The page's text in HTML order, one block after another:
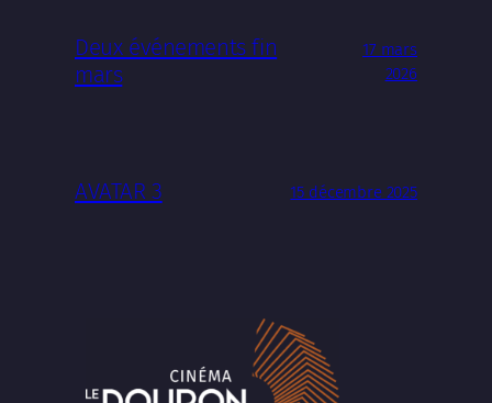
Deux événements fin
mars
17 mars
2026
AVATAR 3 15 décembre 2025